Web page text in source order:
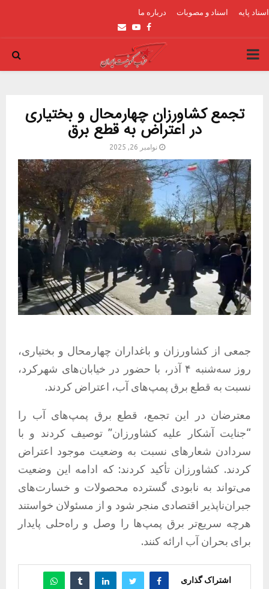
اسناد پایه اسناد و مصوبات درباره ما
Facebook
Youtube
Email
PRIMARY
تجمع کشاورزان چهارمحال و بختیاری
در اعتراض به قطع برق
نوامبر 26, 2025
جمعی از کشاورزان و باغداران چهارمحال و بختیاری،
روز سه‌شنبه ۴ آذر، با حضور در خیابان‌های شهرکرد،
نسبت به قطع برق پمپ‌های آب، اعتراض کردند.
معترضان در این تجمع، قطع برق پمپ‌های آب را
“جنایت آشکار علیه کشاورزان” توصیف کردند و با
سردادن شعارهای نسبت به وضعیت موجود اعتراض
کردند. کشاورزان تأکید کردند: که ادامه این وضعیت
می‌تواند به نابودی گسترده محصولات و خسارت‌های
جبران‌ناپذیر اقتصادی منجر شود و از مسئولان خواستند
هرچه سریع‌تر برق پمپ‌ها را وصل و راه‌حلی پایدار
برای بحران آب ارائه کنند.
اشتراک گذاری